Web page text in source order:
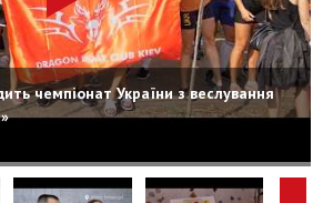
чемпіонат України з веслування